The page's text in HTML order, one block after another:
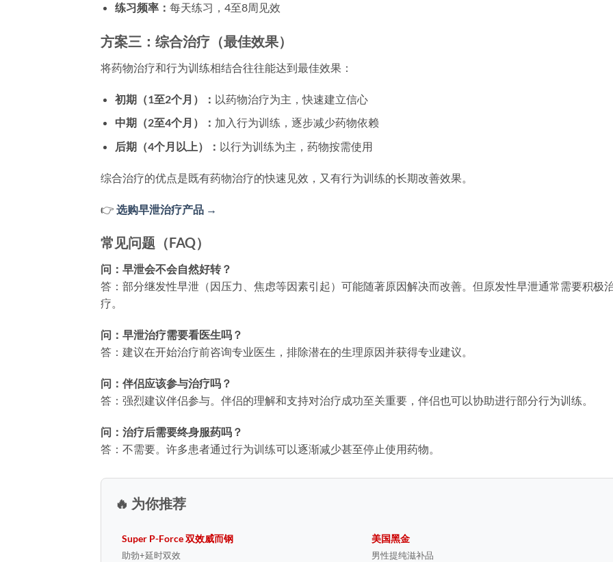
练习频率： 每天练习，4至8周见效
方案三：综合治疗（最佳效果）
将药物治疗和行为训练相结合往往能达到最佳效果：
初期（1至2个月）： 以药物治疗为主，快速建立信心
中期（2至4个月）： 加入行为训练，逐步减少药物依赖
后期（4个月以上）： 以行为训练为主，药物按需使用
综合治疗的优点是既有药物治疗的快速见效，又有行为训练的长期改善效果。
👉 选购早泄治疗产品 →
常见问题（FAQ）
问：早泄会不会自然好转？
答：部分继发性早泄（因压力、焦虑等因素引起）可能随著原因解决而改善。但原发性早泄通常需要积极
疗。
问：早泄治疗需要看医生吗？
答：建议在开始治疗前咨询专业医生，排除潜在的生理原因并获得专业建议。
问：伴侣应该参与治疗吗？
答：强烈建议伴侣参与。伴侣的理解和支持对治疗成功至关重要，伴侣也可以协助进行部分行为训练。
问：治疗后需要终身服药吗？
答：不需要。许多患者通过行为训练可以逐渐减少甚至停止使用药物。
🔥 为你推荐
Super P-Force 双效威而钢
助勃+延时双效
美国黑金
男性提纯滋补品